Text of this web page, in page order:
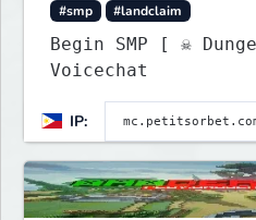
#smp
#landclaim
Begin SMP [ ☠ Dungeons 🪣 Simple
Voicechat
IP: